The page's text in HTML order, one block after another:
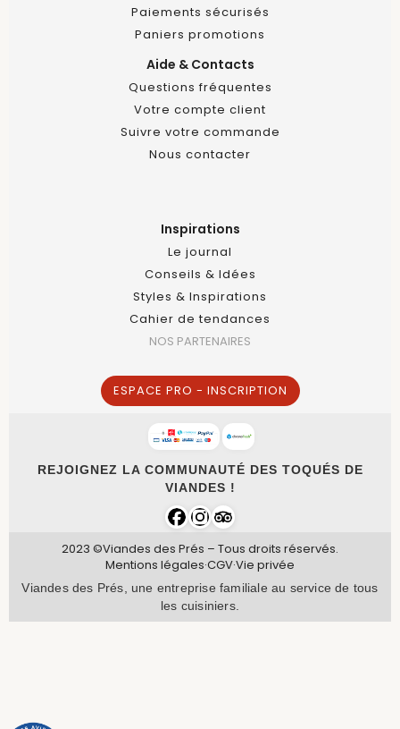
Paiements sécurisés
Paniers promotions
Aide & Contacts
Questions fréquentes
Votre compte client
Suivre votre commande
Nous contacter
Inspirations
Le journal
Conseils & Idées
Styles & Inspirations
Cahier de tendances
NOS PARTENAIRES
ESPACE PRO - INSCRIPTION
REJOIGNEZ LA COMMUNAUTÉ DES TOQUÉS DE
VIANDES !
2023 ©Viandes des Prés – Tous droits réservés.
Mentions légales·CGV·Vie privée
Viandes des Prés, une entreprise familiale au service de tous
les cuisiniers.